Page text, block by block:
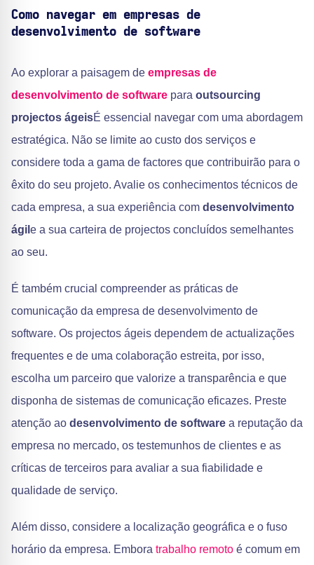
Como navegar em empresas de
desenvolvimento de software
Ao explorar a paisagem de empresas de
desenvolvimento de software para outsourcing
projectos ágeisÉ essencial navegar com uma abordagem
estratégica. Não se limite ao custo dos serviços e
considere toda a gama de factores que contribuirão para o
êxito do seu projeto. Avalie os conhecimentos técnicos de
cada empresa, a sua experiência com desenvolvimento
ágil e a sua carteira de projectos concluídos semelhantes
ao seu.
É também crucial compreender as práticas de
comunicação da empresa de desenvolvimento de
software. Os projectos ágeis dependem de actualizações
frequentes e de uma colaboração estreita, por isso,
escolha um parceiro que valorize a transparência e que
disponha de sistemas de comunicação eficazes. Preste
atenção ao desenvolvimento de software a reputação da
empresa no mercado, os testemunhos de clientes e as
críticas de terceiros para avaliar a sua fiabilidade e
qualidade de serviço.
Além disso, considere a localização geográfica e o fuso
horário da empresa. Embora trabalho remoto é comum em